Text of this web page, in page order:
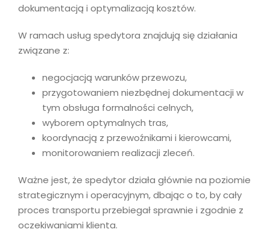
dokumentacją i optymalizacją kosztów.
W ramach usług spedytora znajdują się działania
związane z:
negocjacją warunków przewozu,
przygotowaniem niezbędnej dokumentacji w
tym obsługa formalności celnych,
wyborem optymalnych tras,
koordynacją z przewoźnikami i kierowcami,
monitorowaniem realizacji zleceń.
Ważne jest, że spedytor działa głównie na poziomie
strategicznym i operacyjnym, dbając o to, by cały
proces transportu przebiegał sprawnie i zgodnie z
oczekiwaniami klienta.